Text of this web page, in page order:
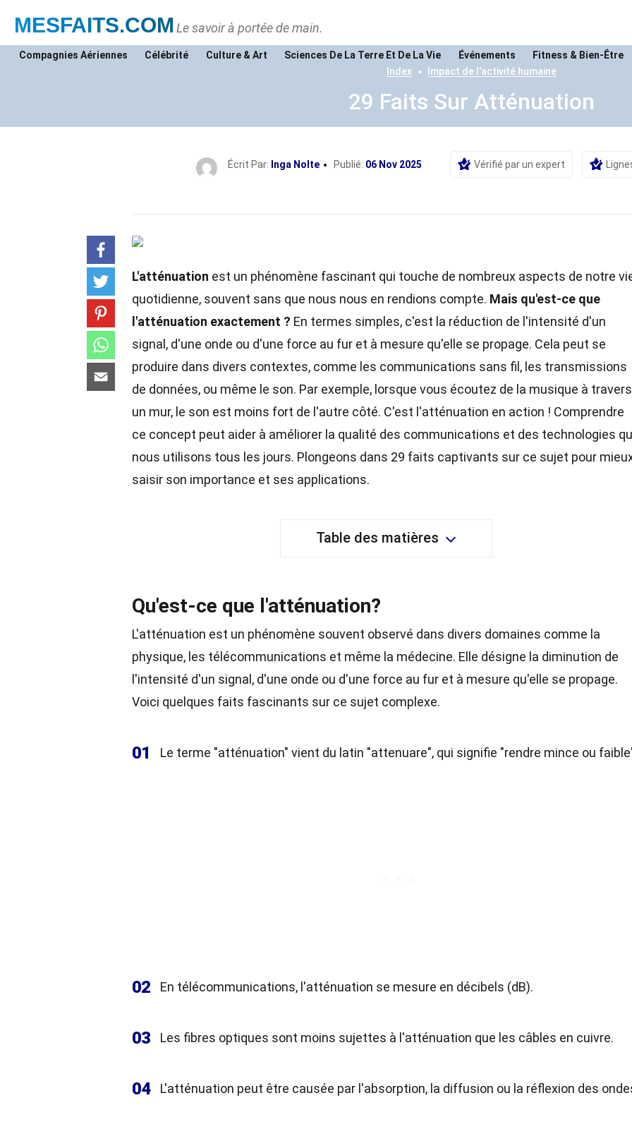
MESFAITS.COM Le savoir à portée de main.
Compagnies Aériennes Célébrité Culture & Art Sciences De La Terre Et De La Vie Événements
Fitness & Bien-Être
Index
Impact de l'activité humaine
29 Faits Sur Atténuation
Écrit Par: Inga Nolte Publié: 06 Nov 2025 Vérifié par un expert
L'atténuation est un phénomène fascinant qui touche de nombreux aspects de notre
quotidienne, souvent sans que nous nous en rendions compte. Mais qu'est-ce que
l'atténuation exactement ? En termes simples, c'est la réduction de l'intensité d'un
signal, d'une onde ou d'une force au fur et à mesure qu'elle se propage. Cela peut se
produire dans divers contextes, comme les communications sans fil, les transmissions
de données, ou même le son. Par exemple, lorsque vous écoutez de la musique à travers
un mur, le son est moins fort de l'autre côté. C'est l'atténuation en action ! Comprendre
ce concept peut aider à améliorer la qualité des communications et des technologies
nous utilisons tous les jours. Plongeons dans 29 faits captivants sur ce sujet pour
saisir son importance et ses applications.
Table des matières
Qu'est-ce que l'atténuation?
L'atténuation est un phénomène souvent observé dans divers domaines comme la
physique, les télécommunications et même la médecine. Elle désigne la diminution de
l'intensité d'un signal, d'une onde ou d'une force au fur et à mesure qu'elle se propage.
Voici quelques faits fascinants sur ce sujet complexe.
01 Le terme "atténuation" vient du latin "attenuare", qui signifie "rendre mince ou
02 En télécommunications, l'atténuation se mesure en décibels (dB).
03 Les fibres optiques sont moins sujettes à l'atténuation que les câbles en cuivre.
04 L'atténuation peut être causée par l'absorption, la diffusion ou la réflexion des